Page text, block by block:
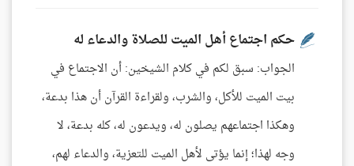
حكم اجتماع أهل الميت للصلاة والدعاء له
الجواب: سبق لكم في كلام الشيخين: أن الاجتماع في
بيت الميت للأكل، والشرب، ولقراءة القرآن أن هذا بدعة،
وهكذا اجتماعهم يصلون له، ويدعون له، كله بدعة، لا
وجه لهذا؛ إنما يؤتى لأهل الميت للتعزية، والدعاء لهم،